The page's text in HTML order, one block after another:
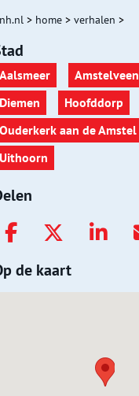
> home > verhalen >
Aalsmeer
Amstelveen
Diemen
Hoofddorp
Ouderkerk aan de Amstel
Uithoorn
de kaart